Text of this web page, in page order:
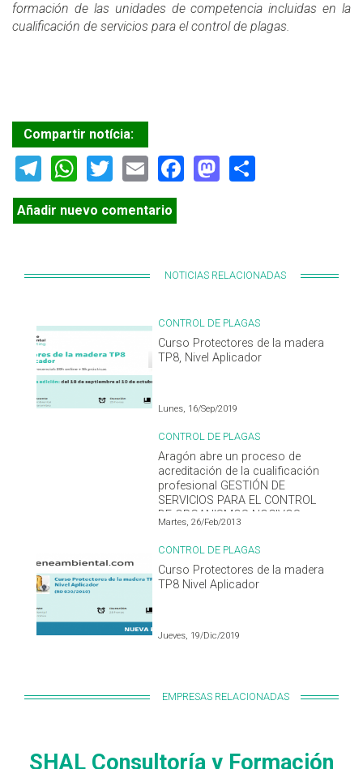
formación de las unidades de competencia incluidas en la
cualificación de servicios para el control de plagas.
Compartir notícia:
Telegram
WhatsApp
TwitterEmailFacebook
Mastodon
Añadir nuevo comentario
NOTICIAS RELACIONADAS
CONTROL DE PLAGAS
Curso Protectores de la madera
TP8, Nivel Aplicador
Lunes, 16/Sep/2019
CONTROL DE PLAGAS
Aragón abre un proceso de
acreditación de la cualificación
profesional GESTIÓN DE
SERVICIOS PARA EL CONTROL
DE ORGANISMOS NOCIVOS
(SEA251, de nivel 3) para los
profesionales de control de
experiencia profesional
Martes, 26/Feb/2013
CONTROL DE PLAGAS
Curso Protectores de la madera
TP8 Nivel Aplicador
Jueves, 19/Dic/2019
EMPRESAS RELACIONADAS
SHAL Consultoría y Formación